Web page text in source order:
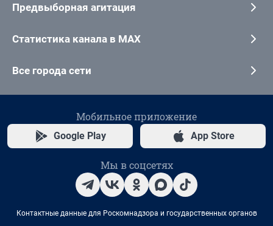
Предвыборная агитация
Статистика канала в MAX
Все города сети
Мобильное приложение
Google Play App Store
Мы в соцсетях
Контактные данные для Роскомнадзора и государственных органов